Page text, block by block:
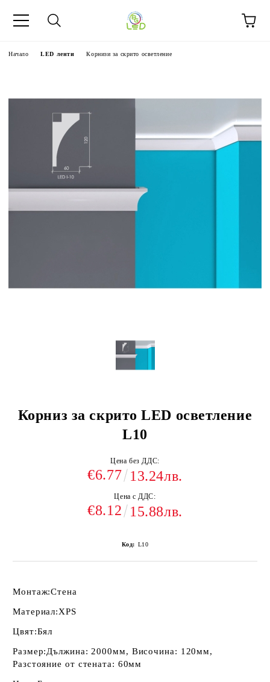
Начало LED ленти Корнизи за скрито осветление
Корниз за скрито LED осветление
L10
Цена без ДДС:
€6.77 13.24лв.
Цена с ДДС:
€8.12 15.88лв.
Код: L10
Монтаж:Стена
Материал:XPS
Цвят:Бял
Размер:Дължина: 2000мм, Височина: 120мм,
Разстояние от стената: 60мм